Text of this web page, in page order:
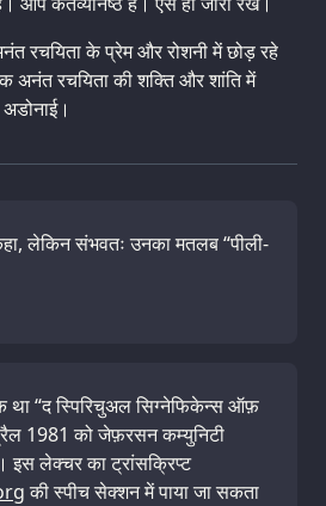
रचयिता के प्रेम और रोशनी में छोड़ रहे
अनंत रचयिता की शक्ति और शांति में
लेकिन संभवतः उनका मतलब “पीली-
था “द स्पिरिचुअल सिग्नेफिकेन्स ऑफ़
1981 को जेफ़रसन कम्युनिटी
इस लेक्चर का ट्रांसक्रिप्ट
की स्पीच सेक्शन में पाया जा सकता